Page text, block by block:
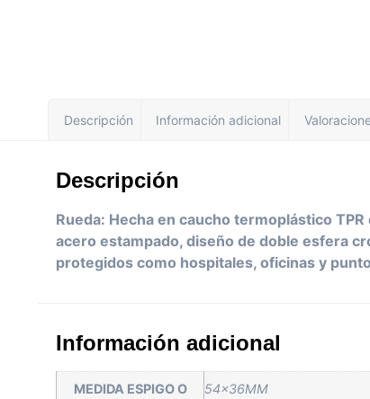
Descripción Información adicional
Descripción
Rueda: Hecha en caucho termoplástico
acero estampado, diseño de doble esfera
protegidos como hospitales, oficinas y
Información adicional
MEDIDA ESPIGO O
54x36MM